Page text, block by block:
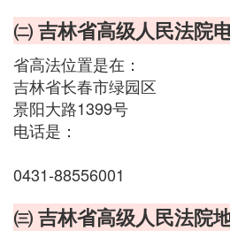
㈡ 吉林省高级人民法院
省高法位置是在：
吉林省长春市绿园区
景阳大路1399号
电话是：
0431-88556001‎
㈢ 吉林省高级人民法院